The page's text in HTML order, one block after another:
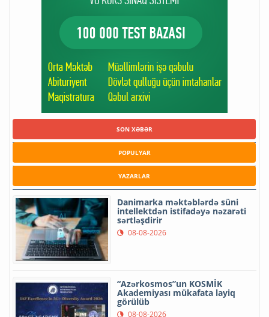
SON XƏBƏR
POPULYAR
YAZARLAR
Danimarka məktəblərdə süni
intellektdən istifadəyə nəzarəti
sərtləşdirir
08-08-2026
“Azərkosmos”un KOSMİK
Akademiyası mükafata layiq
görülüb
08-08-2026